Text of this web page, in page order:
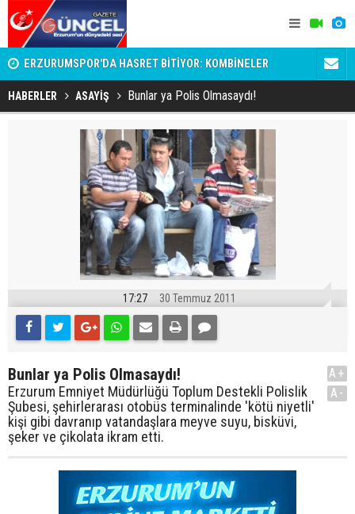
ERZURUMSPOR'DA HASRET BİTİYOR: KOMBİNELER
SATIŞA ÇIKIYOR!
HABERLER ASAYİŞ Bunlar ya Polis Olmasaydı!
17:27 30 Temmuz 2011
Bunlar ya Polis Olmasaydı!
Erzurum Emniyet Müdürlüğü Toplum Destekli Polislik
Şubesi, şehirlerarası otobüs terminalinde 'kötü niyetli'
kişi gibi davranıp vatandaşlara meyve suyu, bisküvi,
şeker ve çikolata ikram etti.
A+
A-